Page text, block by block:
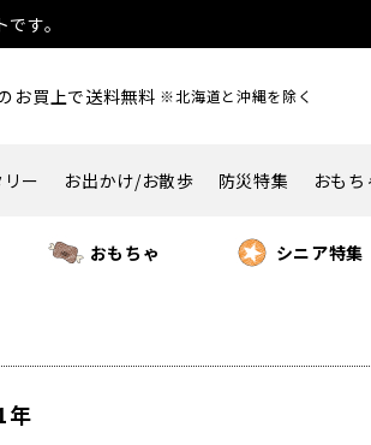
す。
お買上で送料無料 ※北海道と沖縄を除く
ー お出かけ/お散歩 防災特集 おもち
おもちゃ シニア特集
年